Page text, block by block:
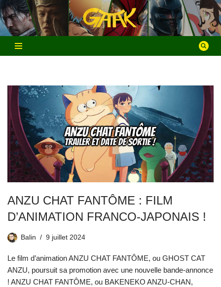
Aller
au
contenu
ANZU CHAT FANTÔME : FILM
D’ANIMATION FRANCO-JAPONAIS !
Balin 9 juillet 2024
Le film d’animation ANZU CHAT FANTÔME, ou GHOST CAT
ANZU, poursuit sa promotion avec une nouvelle bande-annonce
! ANZU CHAT FANTÔME, ou BAKENEKO ANZU-CHAN,